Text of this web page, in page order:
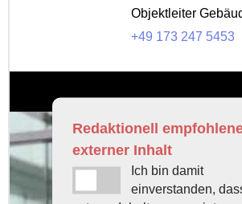
Objektleiter
+49 173 247 5453
Redaktionell
externer Inhalt
Ich bin damit
einverstanden,